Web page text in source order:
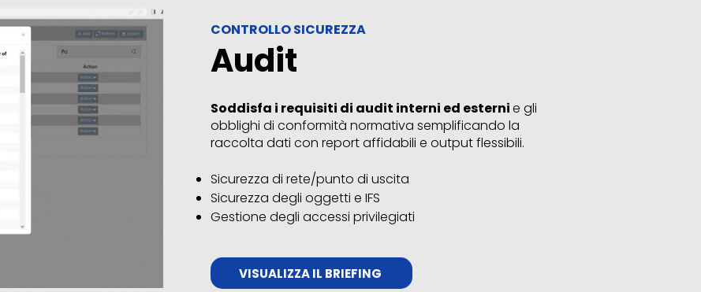
CONTROLLO SICUREZZA
Audit
Soddisfa i requisiti di audit interni ed esternie gli
obblighi di conformità normativa semplificando la
raccolta dati con report affidabili e output flessibili.
Sicurezza di rete/punto di uscita
Sicurezza degli oggetti e IFS
Gestione degli accessi privilegiati
VISUALIZZA IL BRIEFING